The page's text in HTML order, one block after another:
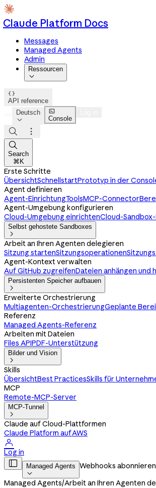
Claude Platform Docs
Messages
Managed Agents
Admin
Ressourcen


API reference
Deutsch


Console



Search
⌘K
Erste Schritte
ÜbersichtSchnellstartPrototyp in der
Agent definieren
Agent-EinrichtungToolsMCP-Connector
Agent-Umgebung konfigurieren
Cloud-Umgebung einrichtenCloud-
Selbst gehostete Sandboxes

Arbeit an Ihren Agenten delegieren
Sitzung startenSitzungsoperationen
Agent-Kontext verwalten
Auf GitHub zugreifenDateien anhängen und
Persistenten Speicher aufbauen

Erweiterte Orchestrierung
Multiagenten-OrchestrierungGeplante
Referenz
Managed Agents-Referenz
Arbeiten mit Dateien
Files APIPDF-Unterstützung
Bilder und Vision

Skills
ÜbersichtBest PracticesSkills für
MCP
Remote-MCP-Server
MCP-Tunnel

Claude auf Cloud-Plattformen
Claude Platform auf AWS

Log in
 Managed Agents

Webhooks abonnieren
Managed Agents/Arbeit an Ihren Agenten